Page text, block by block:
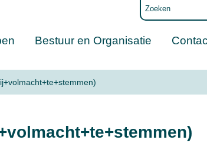
Bestuur en Organisatie